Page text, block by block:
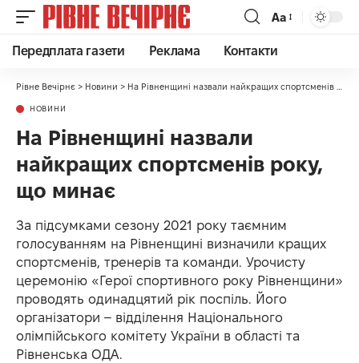
Аа
Передплата газети Реклама Контакти
Рівне Вечірнє > Новини > На Рівненщині назвали найкращих спортсменів року, що минає
НОВИНИ
На Рівненщині назвали
найкращих спортсменів року,
що минає
За підсумками сезону 2021 року таємним
голосуванням на Рівненщині визначили кращих
спортсменів, тренерів та команди. Урочисту
церемонію «Герої спортивного року Рівненщини»
проводять одинадцятий рік поспіль. Його
організатори – відділення Національного
олімпійського комітету України в області та
Рівненська ОДА.